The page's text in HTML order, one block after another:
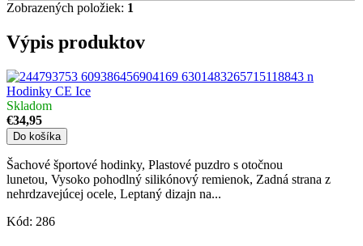
Zobrazených položiek: 1
Výpis produktov
Hodinky CE Ice
Skladom
€34,95
Do košíka
Šachové športové hodinky, Plastové puzdro s otočnou
lunetou, Vysoko pohodlný silikónový remienok, Zadná strana z
nehrdzavejúcej ocele, Leptaný dizajn na...
Kód: 286